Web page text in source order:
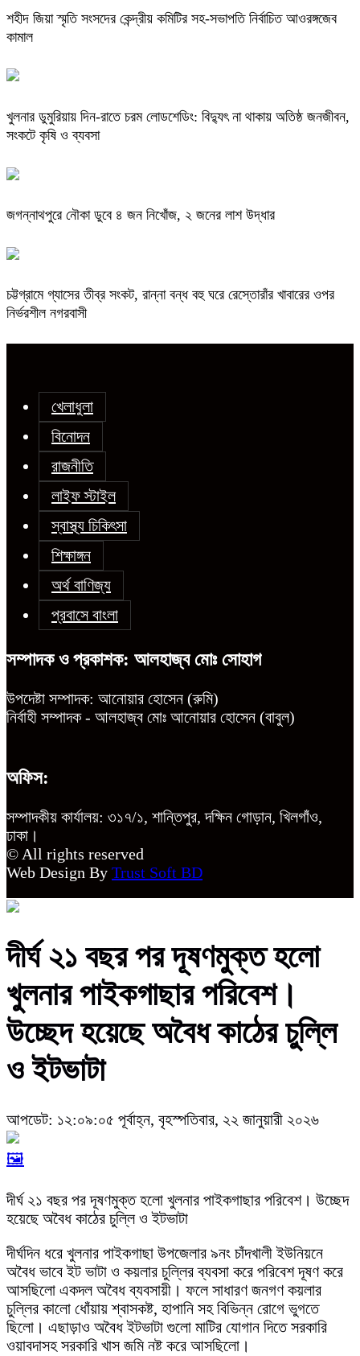
শহীদ জিয়া স্মৃতি সংসদের কেন্দ্রীয় কমিটির সহ-সভাপতি নির্বাচিত আওরঙ্গজেব
কামাল
খুলনার ডুমুরিয়ায় দিন-রাতে চরম লোডশেডিং: বিদ্যুৎ না থাকায় অতিষ্ঠ জনজীবন,
সংকটে কৃষি ও ব্যবসা
জগন্নাথপুরে নৌকা ডুবে ৪ জন নিখোঁজ, ২ জনের লাশ উদ্ধার
চট্টগ্রামে গ্যাসের তীব্র সংকট, রান্না বন্ধ বহু ঘরে রেস্তোরাঁর খাবারের ওপর
নির্ভরশীল নগরবাসী
খেলাধুলা
বিনোদন
রাজনীতি
লাইফ স্টাইল
স্বাস্থ্য চিকিৎসা
শিক্ষাঙ্গন
অর্থ বাণিজ্য
প্রবাসে বাংলা
সম্পাদক ও প্রকাশক: আলহাজ্ব মোঃ সোহাগ
উপদেষ্টা সম্পাদক: আনোয়ার হোসেন (রুমি)
নির্বাহী সম্পাদক - আলহাজ্ব মোঃ আনোয়ার হোসেন (বাবুল)
অফিস:
সম্পাদকীয় কার্যালয়: ৩১৭/১, শান্তিপুর, দক্ষিন গোড়ান, খিলগাঁও,
ঢাকা।
© All rights reserved
Web Design By Trust Soft BD
দীর্ঘ ২১ বছর পর দূষণমুক্ত হলো
খুলনার পাইকগাছার পরিবেশ।
উচ্ছেদ হয়েছে অবৈধ কাঠের চুল্লি
ও ইটভাটা
আপডেট: ১২:০৯:০৫ পূর্বাহ্ন, বৃহস্পতিবার, ২২ জানুয়ারী ২০২৬
🖼️
দীর্ঘ ২১ বছর পর দূষণমুক্ত হলো খুলনার পাইকগাছার পরিবেশ। উচ্ছেদ
হয়েছে অবৈধ কাঠের চুল্লি ও ইটভাটা
দীর্ঘদিন ধরে খুলনার পাইকগাছা উপজেলার ৯নং চাঁদখালী ইউনিয়নে
অবৈধ ভাবে ইট ভাটা ও কয়লার চুল্লির ব্যবসা করে পরিবেশ দূষণ করে
আসছিলো একদল অবৈধ ব্যবসায়ী। ফলে সাধারণ জনগণ কয়লার
চুল্লির কালো ধোঁয়ায় শ্বাসকষ্ট, হাপানি সহ বিভিন্ন রোগে ভুগতে
ছিলো। এছাড়াও অবৈধ ইটভাটা গুলো মাটির যোগান দিতে সরকারি
ওয়াবদাসহ সরকারি খাস জমি নষ্ট করে আসছিলো।